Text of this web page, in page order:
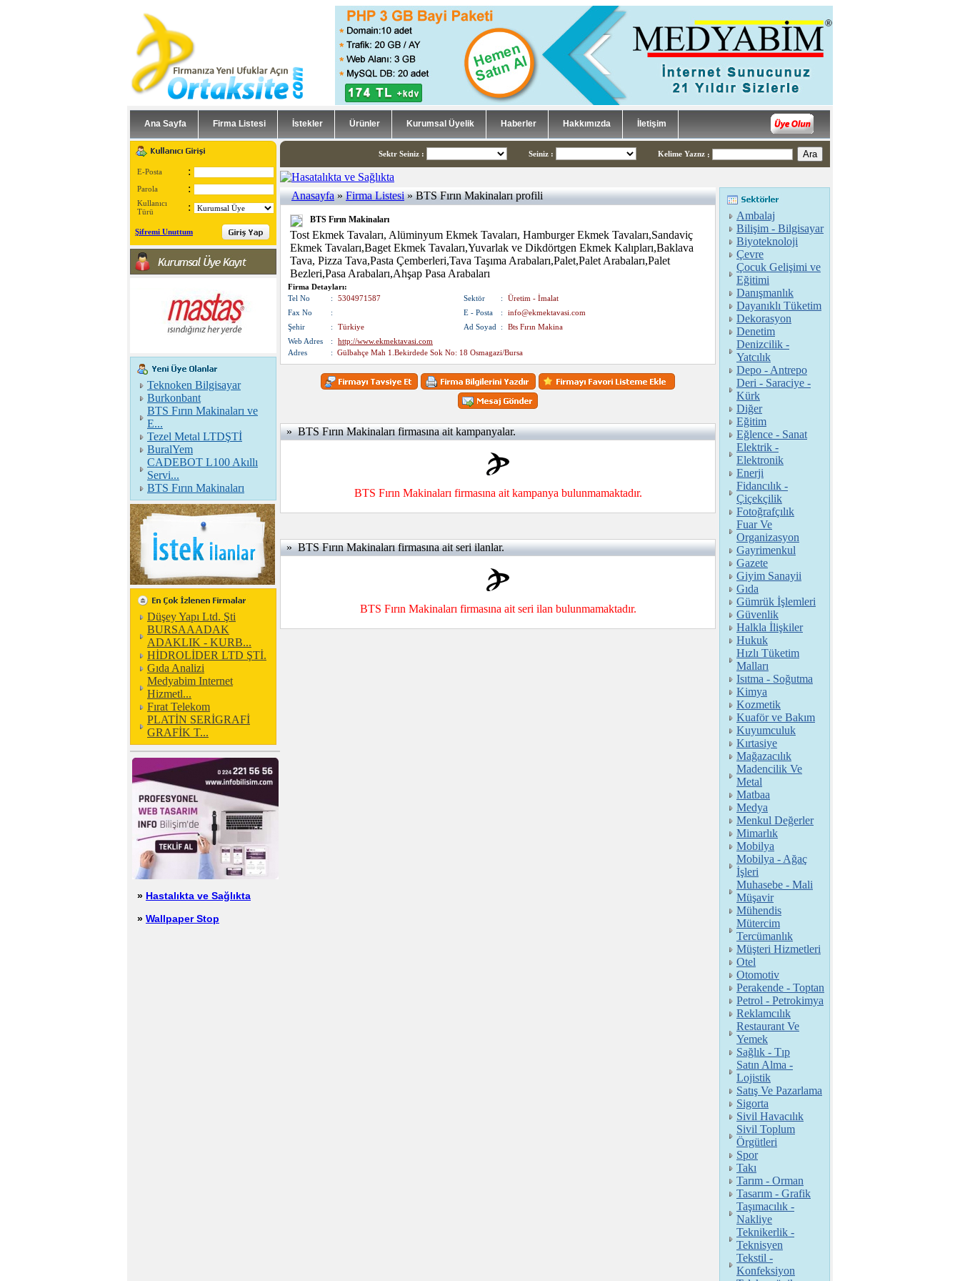
Ana Sayfa Firma Listesi İstekler Ürünler Kurumsal Üyelik Haberler Hakkımızda İletişim
E-Posta :
Parola :
Kullanıcı
Türü
:
Şifremi Unuttum
Teknoken Bilgisayar
Burkonbant
BTS Fırın Makinaları ve
E...
Tezel Metal LTDŞTİ
BuralYem
CADEBOT L100 Akıllı
Servi...
BTS Fırın Makinaları
Düşey Yapı Ltd. Şti
BURSAAADAK
ADAKLIK - KURB...
HİDROLİDER LTD ŞTİ.
Gıda Analizi
Medyabim Internet
Hizmetl...
Fırat Telekom
PLATİN SERİGRAFİ
GRAFİK T...
» Hastalıkta ve Sağlıkta
» Wallpaper Stop
Sektr Seiniz : Seiniz : Kelime Yaznz :
Anasayfa»Firma Listesi» BTS Fırın Makinaları profili
BTS Fırın Makinaları
Tost Ekmek Tavaları, Alüminyum Ekmek Tavaları, Hamburger Ekmek Tavaları,Sandaviç
Ekmek Tavaları,Baget Ekmek Tavaları,Yuvarlak ve Dikdörtgen Ekmek Kalıpları,Baklava
Tava, Pizza Tava,Pasta Çemberleri,Tava Taşıma Arabaları,Palet,Palet Arabaları,Palet
Bezleri,Pasa Arabaları,Ahşap Pasa Arabaları
Firma Detayları:
Tel No
: 5304971587 Sektör :
Üretim - İmalat
Fax No
: E - Posta :
info@ekmektavasi.com
Şehir
: Türkiye Ad Soyad :
Bts Fırın Makina
Web Adres
:
http://www.ekmektavasi.com
Adres
: Gülbahçe Mah 1.Bekirdede Sok No: 18 Osmagazi/Bursa
» BTS Fırın Makinaları firmasına ait kampanyalar.
BTS Fırın Makinaları firmasına ait kampanya bulunmamaktadır.
» BTS Fırın Makinaları firmasına ait seri ilanlar.
BTS Fırın Makinaları firmasına ait seri ilan bulunmamaktadır.
Ambalaj
Bilişim - Bilgisayar
Biyoteknoloji
Çevre
Çocuk Gelişimi ve
Eğitimi
Danışmanlık
Dayanıklı Tüketim
Dekorasyon
Denetim
Denizcilik -
Yatcılık
Depo - Antrepo
Deri - Saraciye -
Kürk
Diğer
Eğitim
Eğlence - Sanat
Elektrik -
Elektronik
Enerji
Fidancılık -
Çiçekçilik
Fotoğrafçılık
Fuar Ve
Organizasyon
Gayrimenkul
Gazete
Giyim Sanayii
Gıda
Gümrük İşlemleri
Güvenlik
Halkla İlişkiler
Hukuk
Hızlı Tüketim
Malları
Isıtma - Soğutma
Kimya
Kozmetik
Kuaför ve Bakım
Kuyumculuk
Kırtasiye
Mağazacılık
Madencilik Ve
Metal
Matbaa
Medya
Menkul Değerler
Mimarlık
Mobilya
Mobilya - Ağaç
İşleri
Muhasebe - Mali
Müşavir
Mühendis
Mütercim
Tercümanlık
Müşteri Hizmetleri
Otel
Otomotiv
Perakende - Toptan
Petrol - Petrokimya
Reklamcılık
Restaurant Ve
Yemek
Sağlık - Tıp
Satın Alma -
Lojistik
Satış Ve Pazarlama
Sigorta
Sivil Havacılık
Sivil Toplum
Örgütleri
Spor
Takı
Tarım - Orman
Tasarım - Grafik
Taşımacılık -
Nakliye
Teknikerlik -
Teknisyen
Tekstil -
Konfeksiyon